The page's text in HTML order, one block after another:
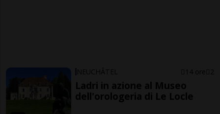
NEUCHÂTEL 14 ore 2
Ladri in azione al Museo
dell'orologeria di Le Locle